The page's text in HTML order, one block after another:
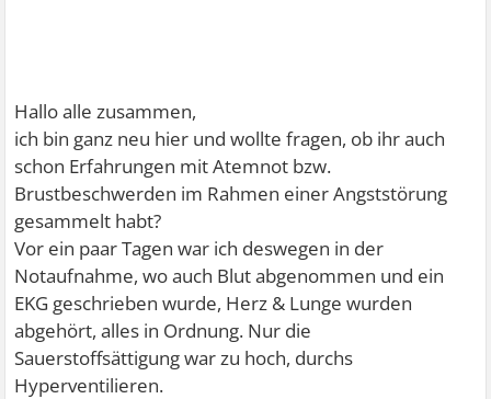
Hallo alle zusammen,
ich bin ganz neu hier und wollte fragen, ob ihr auch
schon Erfahrungen mit Atemnot bzw.
Brustbeschwerden im Rahmen einer Angststörung
gesammelt habt?
Vor ein paar Tagen war ich deswegen in der
Notaufnahme, wo auch Blut abgenommen und ein
EKG geschrieben wurde, Herz & Lunge wurden
abgehört, alles in Ordnung. Nur die
Sauerstoffsättigung war zu hoch, durchs
Hyperventilieren.